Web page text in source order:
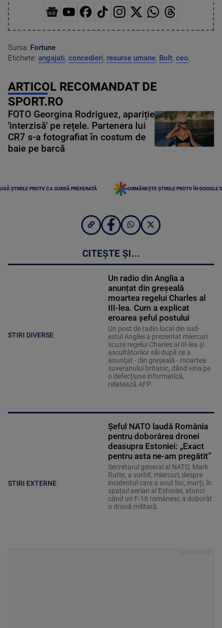
Sursa: Fortune
Etichete: angajati, concedieri, resurse umane, Bolt, ceo,
ARTICOL RECOMANDAT DE
SPORT.RO
FOTO Georgina Rodriguez, apariție
'interzisă' pe rețele. Partenera lui
CR7 s-a fotografiat în costum de
baie pe barcă
ȘTIRILE PROTV CA SURSĂ PREFERATĂ URMĂREȘTE ȘTIRILE PROTV ÎN GOOGLE
CITEȘTE ȘI...
STIRI DIVERSE
Un radio din Anglia a
anunțat din greșeală
moartea regelui Charles al
III-lea. Cum a explicat
eroarea șeful postului
Un post de radio local din sud-
estul Angliei a prezentat miercuri
scuze regelui Charles al III-lea şi
ascultătorilor săi după ce a
anunţat - din greşeală - moartea
suveranului britanic, dând vina pe
o defecţiune informatică,
relatează AFP.
STIRI EXTERNE
Șeful NATO laudă România
pentru doborârea dronei
deasupra Estoniei: „Exact
pentru asta ne-am pregătit”
Secretarul general al NATO, Mark
Rutte, a vorbit, miercuri, despre
incidentul care a avut loc, marți, în
spațiul aerian al Estoniei, atunci
când un F-16 românesc a doborât
o dronă militară.